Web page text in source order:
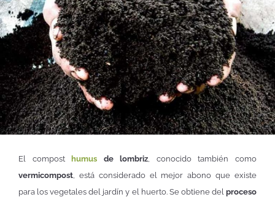
El composthumus de lombriz , conocido también como
vermicompost , está considerado el mejor abono que existe
para los vegetales del jardín y el huerto. Se obtiene del proceso